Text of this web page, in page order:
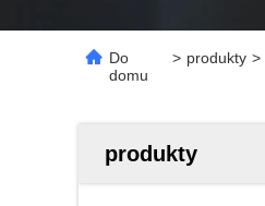
Do
domu
> produkty >
produkty